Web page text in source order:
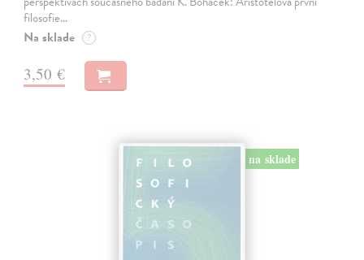
filosofie…
Na sklade ?
3,50 €
na sklade